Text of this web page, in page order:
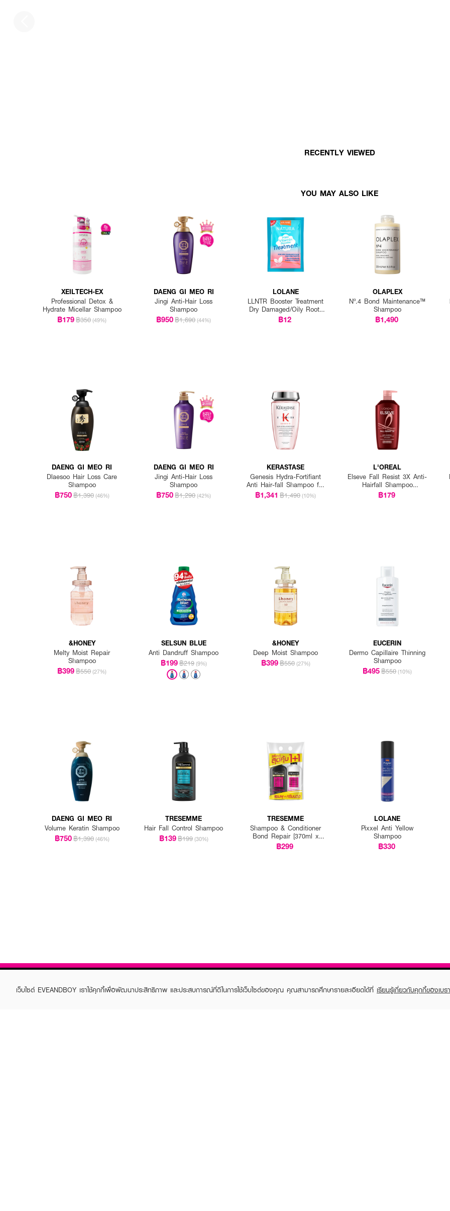
RECENTLY VIEWED
YOU MAY ALSO LIKE
XEILTECH-EX
Professional Detox &
Hydrate Micellar Shampoo
฿179฿350 (49%)
DAENG GI MEO RI
Jingi Anti-Hair Loss
Shampoo
฿950฿1,690 (44%)
LOLANE
LLNTR Booster Treatment
Dry Damaged/Oily Roots
25g P12
฿12
OLAPLEX
Nº.4 Bond Maintenance™
Shampoo
฿1,490
DAENG GI MEO RI
Dlaesoo Hair Loss Care
Shampoo
฿750฿1,390 (46%)
DAENG GI MEO RI
Jingi Anti-Hair Loss
Shampoo
฿750฿1,290 (42%)
KERASTASE
Genesis Hydra-Fortifiant
Anti Hair-fall Shampoo for
Fine Hair
฿1,341 ฿1,490 (10%)
L'OREAL
Elseve Fall Resist 3X Anti-
Hairfall Shampoo
Scalp+Hair
฿179
&HONEY
Melty Moist Repair
Shampoo
฿399฿550 (27%)
SELSUN BLUE
Anti Dandruff Shampoo
฿199฿219 (9%)
&HONEY
Deep Moist Shampoo
฿399฿550 (27%)
EUCERIN
Dermo Capillaire Thinning
Shampoo
฿495฿550 (10%)
DAENG GI MEO RI
Volume Keratin Shampoo
฿750฿1,390 (46%)
TRESEMME
Hair Fall Control Shampoo
฿139฿199 (30%)
TRESEMME
Shampoo & Conditioner
Bond Repair [370ml x
2pcs]
฿299
LOLANE
Pixxel Anti Yellow
Shampoo
฿330
เว็บไซต์ EVEANDBOY เราใช้คุกกี้เพื่อพัฒนาประสิทธิภาพ และประสบการณ์ที่ดีในการใช้เว็บไซต์ของคุณ คุณสามารถศึกษารายละเอียดได้ที่ เรียนรู้เกี่ยวกับคุกกี้ของเบร